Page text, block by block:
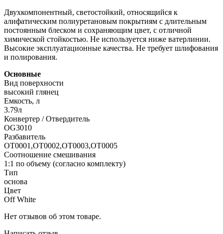
Двухкомпонентный, светостойкий, относящийся к
алифатическим полиуретановым покрытиям с длительным
постоянным блеском и сохраняющим цвет, с отличной
химической стойкостью. Не используется ниже ватерлинии.
Высокие эксплуатационные качества. Не требует шлифования
и полирования.
Основные
Вид поверхности
высокий глянец
Емкость, л
3.79л
Конвертер / Отвердитель
OG3010
Разбавитель
OT0001,OT0002,OT0003,OT0005
Соотношение смешивания
1:1 по объему (согласно комплекту)
Тип
основа
Цвет
Off White
Нет отзывов об этом товаре.